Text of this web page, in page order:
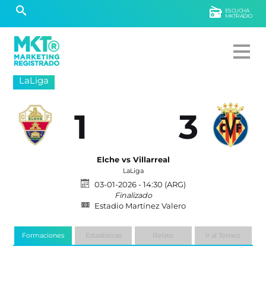
ESCUCHÁ
MKTRADIO
LaLiga
1 3
Elche vs Villarreal
LaLiga
03-01-2026 - 14:30 (ARG)
Finalizado
Estadio Martínez Valero
Formaciones Estadísticas Relato Ir al Torneo